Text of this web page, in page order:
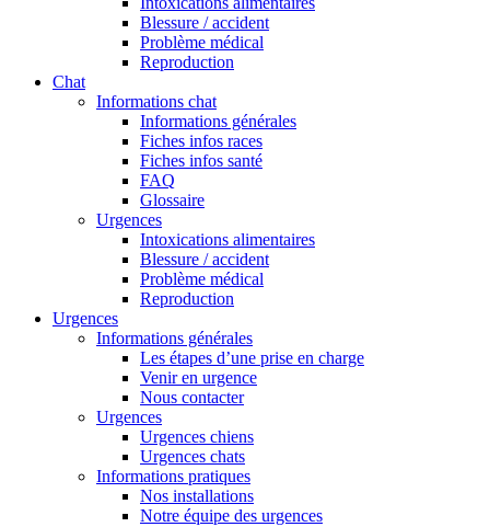
Blessure / accident
Problème médical
Reproduction
Chat
Informations chat
Informations générales
Fiches infos races
Fiches infos santé
FAQ
Glossaire
Urgences
Intoxications alimentaires
Blessure / accident
Problème médical
Reproduction
Urgences
Informations générales
Les étapes d’une prise en charge
Venir en urgence
Nous contacter
Urgences
Urgences chiens
Urgences chats
Informations pratiques
Nos installations
Notre équipe des urgences